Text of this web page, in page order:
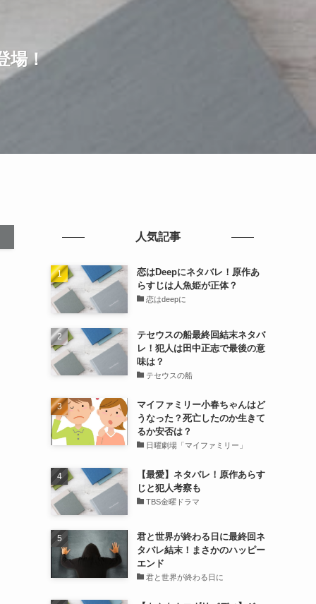
場！
人気記事
恋はDeepにネタバレ！原作あ
らすじは人魚姫が正体？
恋はdeepに
テセウスの船最終回結末ネタバ
レ！犯人は田中正志で最後の意
味は？
テセウスの船
マイファミリー小春ちゃんはど
うなった？死亡したのか生きて
るか安否は？
日曜劇場「マイファミリー」
【最愛】ネタバレ！原作あらす
じと犯人考察も
TBS金曜ドラマ
君と世界が終わる日に最終回ネ
タバレ結末！まさかのハッピー
エンド
君と世界が終わる日に